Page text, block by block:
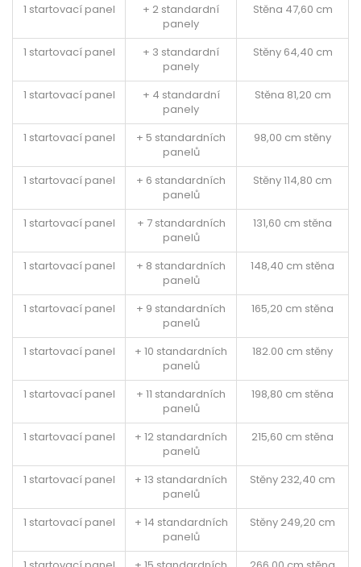
1 startovací panel
+ 2 standardní
panely
Stěna 47,60 cm
1 startovací panel
+ 3 standardní
panely
Stěny 64,40 cm
1 startovací panel
+ 4 standardní
panely
Stěna 81,20 cm
1 startovací panel
+ 5 standardních
panelů
98,00 cm stěny
1 startovací panel
+ 6 standardních
panelů
Stěny 114,80 cm
1 startovací panel
+ 7 standardních
panelů
131,60 cm stěna
1 startovací panel
+ 8 standardních
panelů
148,40 cm stěna
1 startovací panel
+ 9 standardních
panelů
165,20 cm stěna
1 startovací panel
+ 10 standardních
panelů
182.00 cm stěny
1 startovací panel
+ 11 standardních
panelů
198,80 cm stěna
1 startovací panel
+ 12 standardních
panelů
215,60 cm stěna
1 startovací panel
+ 13 standardních
panelů
Stěny 232,40 cm
1 startovací panel
+ 14 standardních
panelů
Stěny 249,20 cm